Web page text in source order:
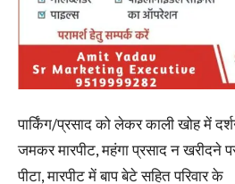
पार्किंग/प्रसाद को लेकर काली खोह में
जमकर मारपीट, महंगा प्रसाद न खरीदने
पीटा, मारपीट में बाप बेटे सहित परिवार के